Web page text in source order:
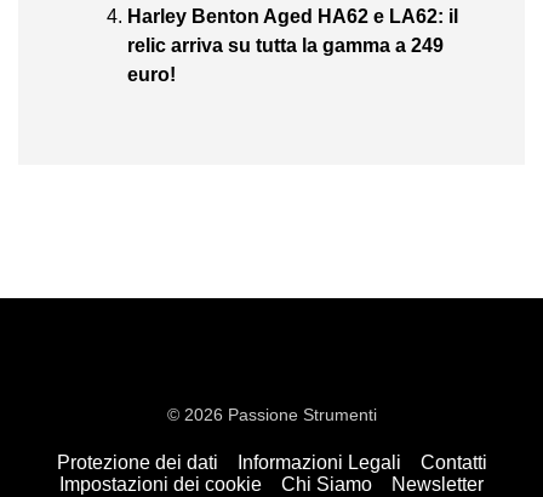
Harley Benton Aged HA62 e LA62: il
relic arriva su tutta la gamma a 249
euro!
Protezione dei dati Informazioni Legali
Contatti
Impostazioni dei cookie
Chi Siamo Newsletter
© 2026 Passione Strumenti